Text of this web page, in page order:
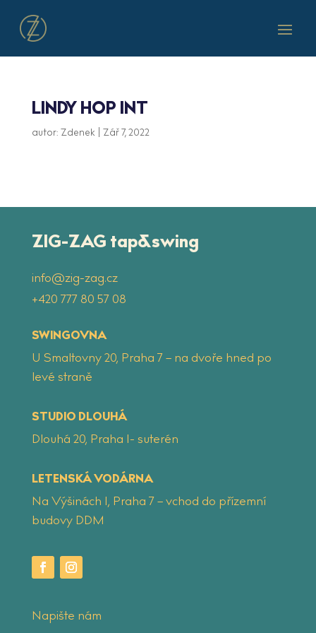
LINDY HOP INT
autor: Zdenek Zář 7, 2022
ZIG-ZAG tap&swing
info@zig-zag.cz
‭+420 777 80 57 08
SWINGOVNA
U Smaltovny 20, Praha 7 – na dvoře hned po
levé straně
STUDIO DLOUHÁ
Dlouhá 20, Praha 1- suterén
LETENSKÁ VODÁRNA
Na Výšinách 1, Praha 7 – vchod do přízemní
budovy DDM
Napište nám